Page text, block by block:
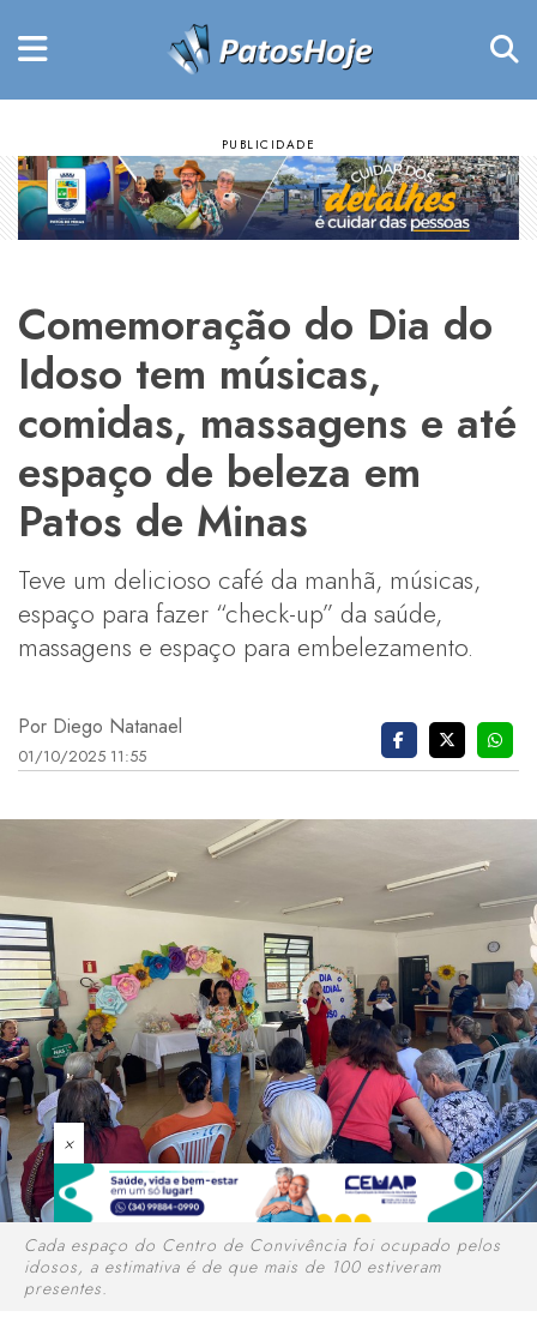
Comemoração do Dia do
Idoso tem músicas,
comidas, massagens e até
espaço de beleza em
Patos de Minas
Teve um delicioso café da manhã, músicas,
espaço para fazer “check-up” da saúde,
massagens e espaço para embelezamento.
Por Diego Natanael
01/10/2025 11:55
×
Cada espaço do Centro de Convivência foi ocupado pelos
idosos, a estimativa é de que mais de 100 estiveram
presentes.